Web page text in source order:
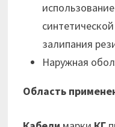
залипания
Наружная
Область